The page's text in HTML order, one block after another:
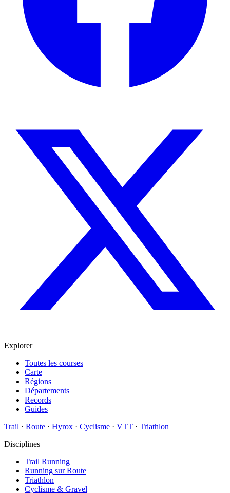
Explorer
Toutes les courses
Carte
Régions
Départements
Records
Guides
Trail · Route · Hyrox · Cyclisme · VTT · Triathlon
Disciplines
Trail Running
Running sur Route
Triathlon
Cyclisme & Gravel